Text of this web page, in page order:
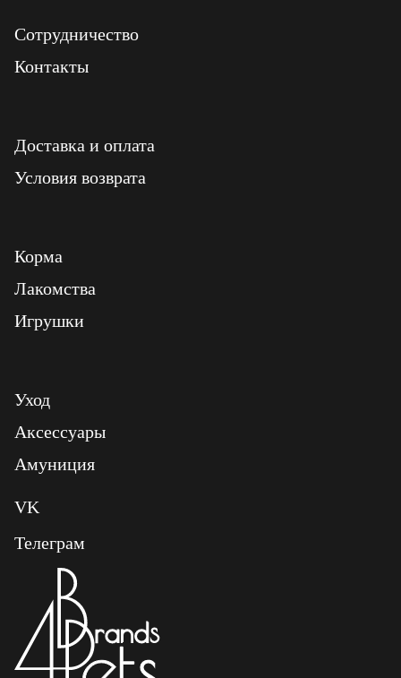
Сотрудничество
Контакты
Доставка и оплата
Условия возврата
Корма
Лакомства
Игрушки
Уход
Аксессуары
Амуниция
VK
Телеграм